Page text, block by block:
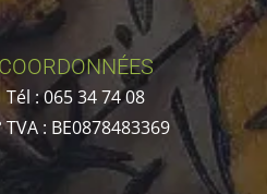
Tél :065 34 74 08
TVA : BE0878483369